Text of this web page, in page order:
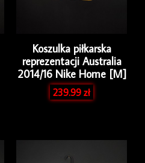
Koszulka piłkarska
reprezentacji Australia
2014/16 Nike Home [M]
239.99zł